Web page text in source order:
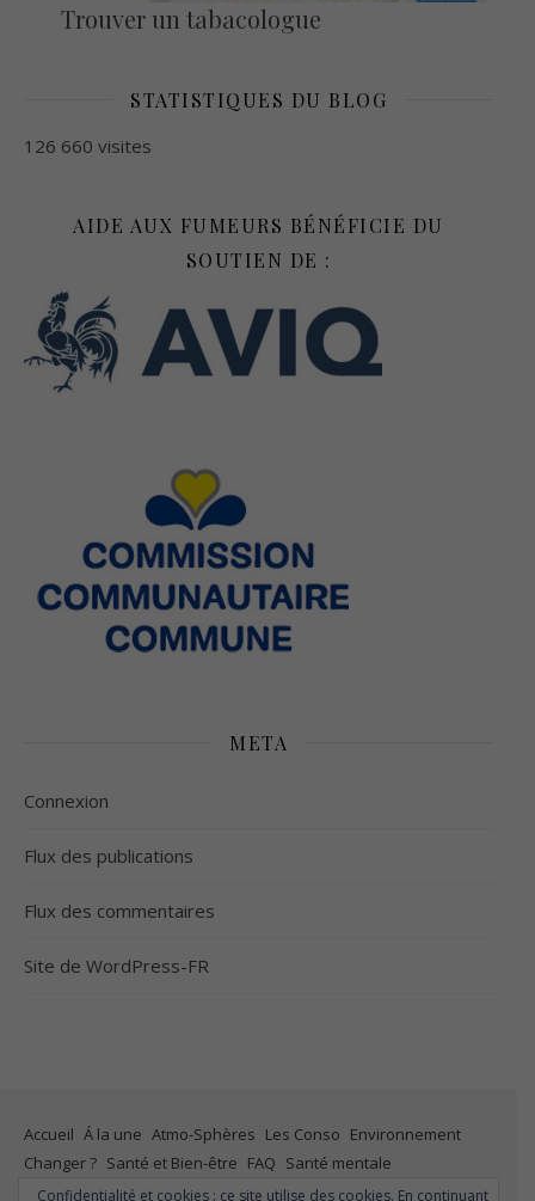
Trouver un tabacologue
STATISTIQUES DU BLOG
126 660 visites
AIDE AUX FUMEURS BÉNÉFICIE DU
SOUTIEN DE :
META
Connexion
Flux des publications
Flux des commentaires
Site de WordPress-FR
Accueil Á la une Atmo-Sphères Les Conso Environnement
Changer ? Santé et Bien-être FAQ Santé mentale
Plus de liberté
Plus d’argent Meilleur sommeil Meilleur coeur
Confidentialité et cookies : ce site utilise des cookies. En continuant